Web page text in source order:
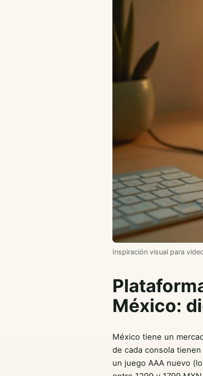
Inspiración visual para
México:
México tiene un
de cada consola
un juego AAA nuevo